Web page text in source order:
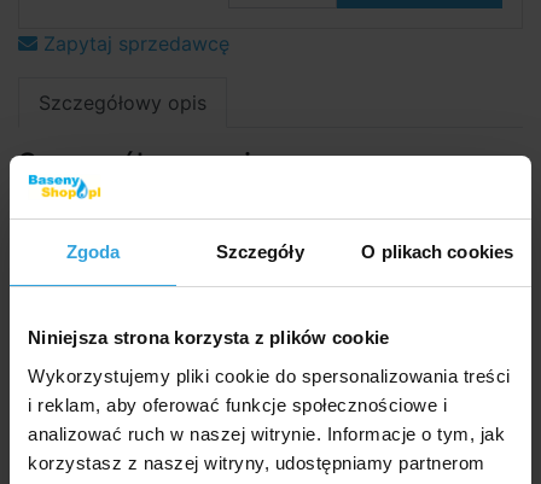
Zgoda Szczegóły O plikach cookies
Niniejsza strona korzysta z plików cookie
Wykorzystujemy pliki cookie do spersonalizowania treści
i reklam, aby oferować funkcje społecznościowe i
analizować ruch w naszej witrynie. Informacje o tym, jak
korzystasz z naszej witryny, udostępniamy partnerom
Zapytaj sprzedawcę
Szczegółowy opis
Szczegółowy opi
Zadaszenie basenowe owalne 3,7 × 7,3m (rzeczywisty
Wysokiej jakości laminowana niebieska plandeka.
Folie laminowane są mrozoodporne.
Plandeka ta charakteryzuje się bardzo długą
żywotnością i polecamy ją również do użytku zimą.
Jest to żagiel o doskonałej odporności na
uszkodzenia mechaniczne i warunki atmosferyczne.